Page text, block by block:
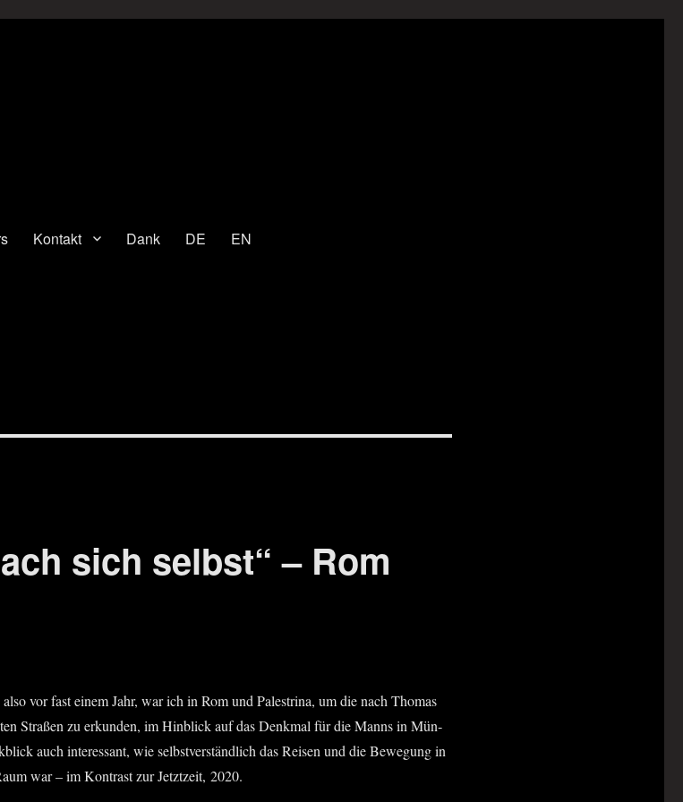
Kontakt Dank DE EN
sich selbst“ – Rom
vor fast einem Jahr, war ich in Rom und Pal­estri­na, um die nach Tho­mas
Stra­ßen zu erkun­den, im Hin­blick auf das Denk­mal für die Manns in Mün­
auch inter­es­sant, wie selbst­ver­ständ­lich das Rei­sen und die Bewe­gung in
war – im Kon­trast zur Jetzt­zeit, 2020.